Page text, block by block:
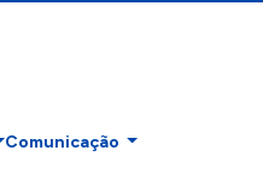
Comunicação